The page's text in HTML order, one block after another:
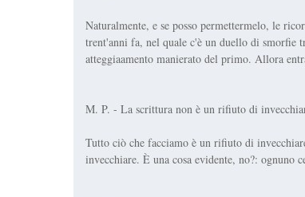
Naturalmente, e se posso permettermelo, le
trent'anni fa, nel quale c'è un duello di smorfie
atteggiaamento manierato del primo. Allora
M. P. - La scrittura non è un rifiuto di
Tutto ciò che facciamo è un rifiuto di
invecchiare. È una cosa evidente, no?: ognuno